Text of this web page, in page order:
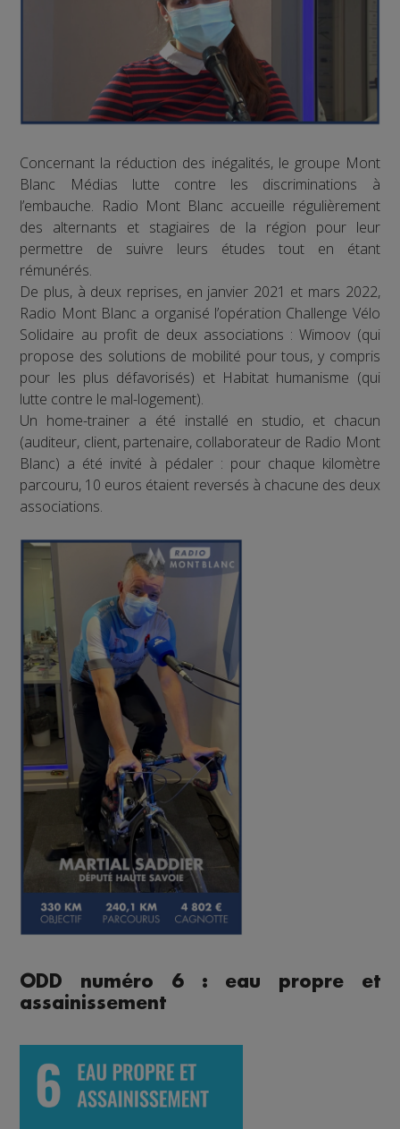
Concernant la réduction des inégalités, le groupe Mont
Blanc Médias lutte contre les discriminations à
l’embauche. Radio Mont Blanc accueille régulièrement
des alternants et stagiaires de la région pour leur
permettre de suivre leurs études tout en étant
rémunérés.
De plus, à deux reprises, en janvier 2021 et mars 2022,
Radio Mont Blanc a organisé l’opération Challenge Vélo
Solidaire au profit de deux associations : Wimoov (qui
propose des solutions de mobilité pour tous, y compris
pour les plus défavorisés) et Habitat humanisme (qui
lutte contre le mal-logement).
Un home-trainer a été installé en studio, et chacun
(auditeur, client, partenaire, collaborateur de Radio Mont
Blanc) a été invité à pédaler : pour chaque kilomètre
parcouru, 10 euros étaient reversés à chacune des deux
associations.
ODD numéro 6 : eau propre et
assainissement